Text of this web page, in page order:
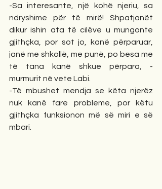
-Sa interesante, një kohë njeriu, sa
ndryshime për të mirë! Shpatjanët
dikur ishin ata të cilëve u mungonte
gjithçka, por sot jo, kanë përparuar,
janë me shkollë, me punë, po besa me
të tana kanë shkue përpara, -
murmurit në vete Labi.
-Të mbushet mendja se këta njerëz
nuk kanë fare probleme, por këtu
gjithçka funksionon më së miri e së
mbari.